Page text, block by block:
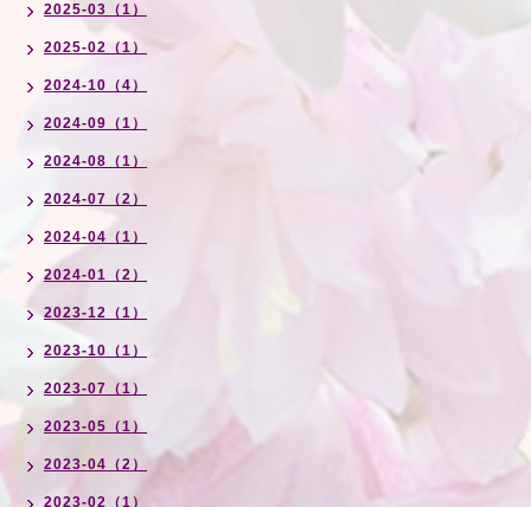
2025-03（1）
2025-02（1）
2024-10（4）
2024-09（1）
2024-08（1）
2024-07（2）
2024-04（1）
2024-01（2）
2023-12（1）
2023-10（1）
2023-07（1）
2023-05（1）
2023-04（2）
2023-02（1）